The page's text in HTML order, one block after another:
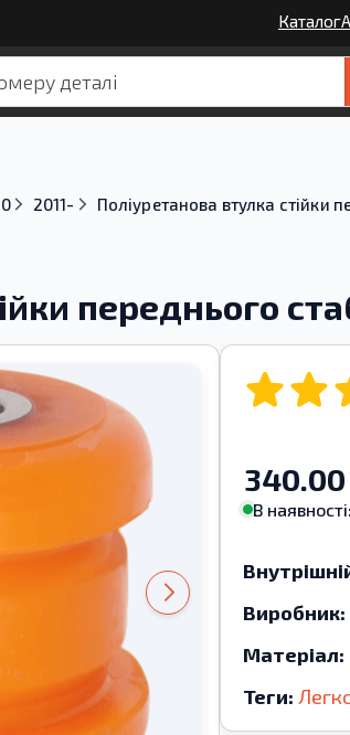
Каталог
2011- Поліуретанова втулка стійки
переднього
В наявності:
Виробник:
Матеріал:
Теги: